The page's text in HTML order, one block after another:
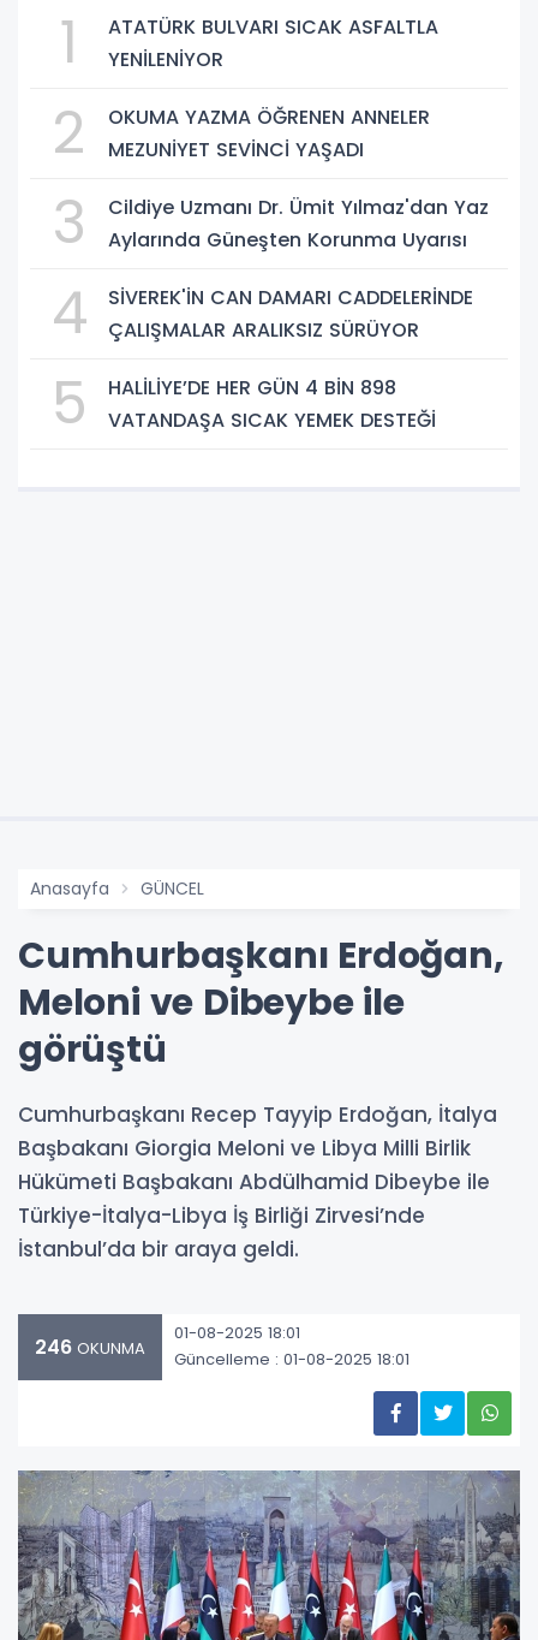
1
ATATÜRK BULVARI SICAK ASFALTLA
YENİLENİYOR
2
OKUMA YAZMA ÖĞRENEN ANNELER
MEZUNİYET SEVİNCİ YAŞADI
3
Cildiye Uzmanı Dr. Ümit Yılmaz'dan Yaz
Aylarında Güneşten Korunma Uyarısı
4
SİVEREK'İN CAN DAMARI CADDELERİNDE
ÇALIŞMALAR ARALIKSIZ SÜRÜYOR
5
HALİLİYE’DE HER GÜN 4 BİN 898
VATANDAŞA SICAK YEMEK DESTEĞİ
Anasayfa GÜNCEL
Cumhurbaşkanı Erdoğan,
Meloni ve Dibeybe ile
görüştü
Cumhurbaşkanı Recep Tayyip Erdoğan, İtalya
Başbakanı Giorgia Meloni ve Libya Milli Birlik
Hükümeti Başbakanı Abdülhamid Dibeybe ile
Türkiye-İtalya-Libya İş Birliği Zirvesi’nde
İstanbul’da bir araya geldi.
246 OKUNMA
01-08-2025 18:01
Güncelleme : 01-08-2025 18:01